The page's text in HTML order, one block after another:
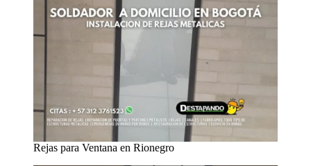
Rejas para Ventana en Rionegro